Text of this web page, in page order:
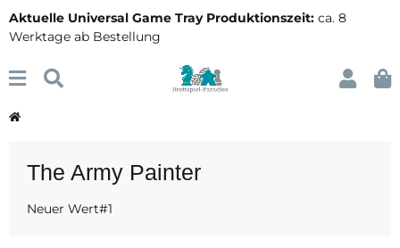
Aktuelle Universal Game Tray Produktionszeit: ca. 8
Werktage ab Bestellung
The Army Painter
Neuer Wert#1